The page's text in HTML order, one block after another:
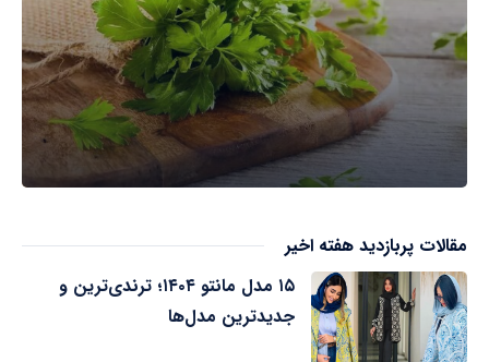
مقالات پربازدید هفته اخیر
۱۵ مدل مانتو ۱۴۰۴؛ ترندی‌ترین و
جدیدترین مدل‌ها